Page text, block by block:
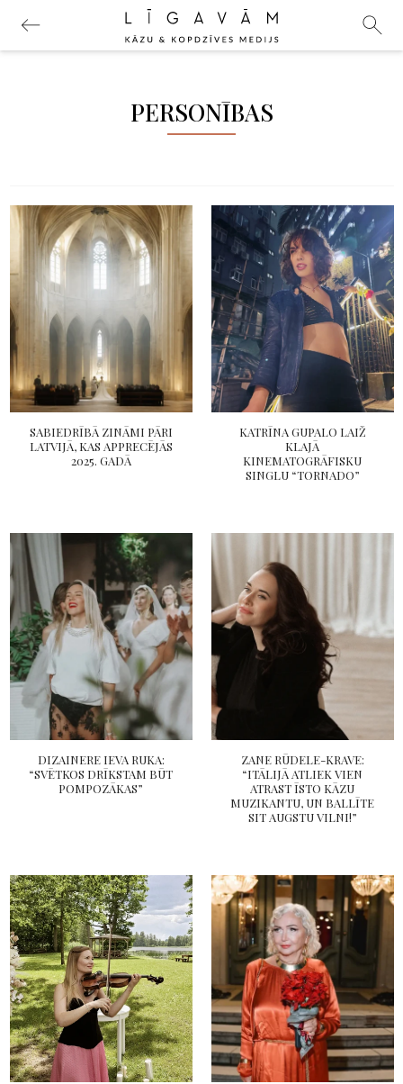
PERSONĪBAS
SABIEDRĪBĀ ZINĀMI PĀRI
LATVIJĀ, KAS APPRECĒJĀS
2025. GADĀ
KATRĪNA GUPALO LAIŽ
KLAJĀ
KINEMATOGRĀFISKU
SINGLU “TORNADO”
DIZAINERE IEVA RUKA:
“SVĒTKOS DRĪKSTAM BŪT
POMPOZĀKAS”
ZANE RŪDELE-KRAVE:
“ITĀLIJĀ ATLIEK VIEN
ATRAST ĪSTO KĀZU
MUZIKANTU, UN BALLĪTE
SIT AUGSTU VILNI!”